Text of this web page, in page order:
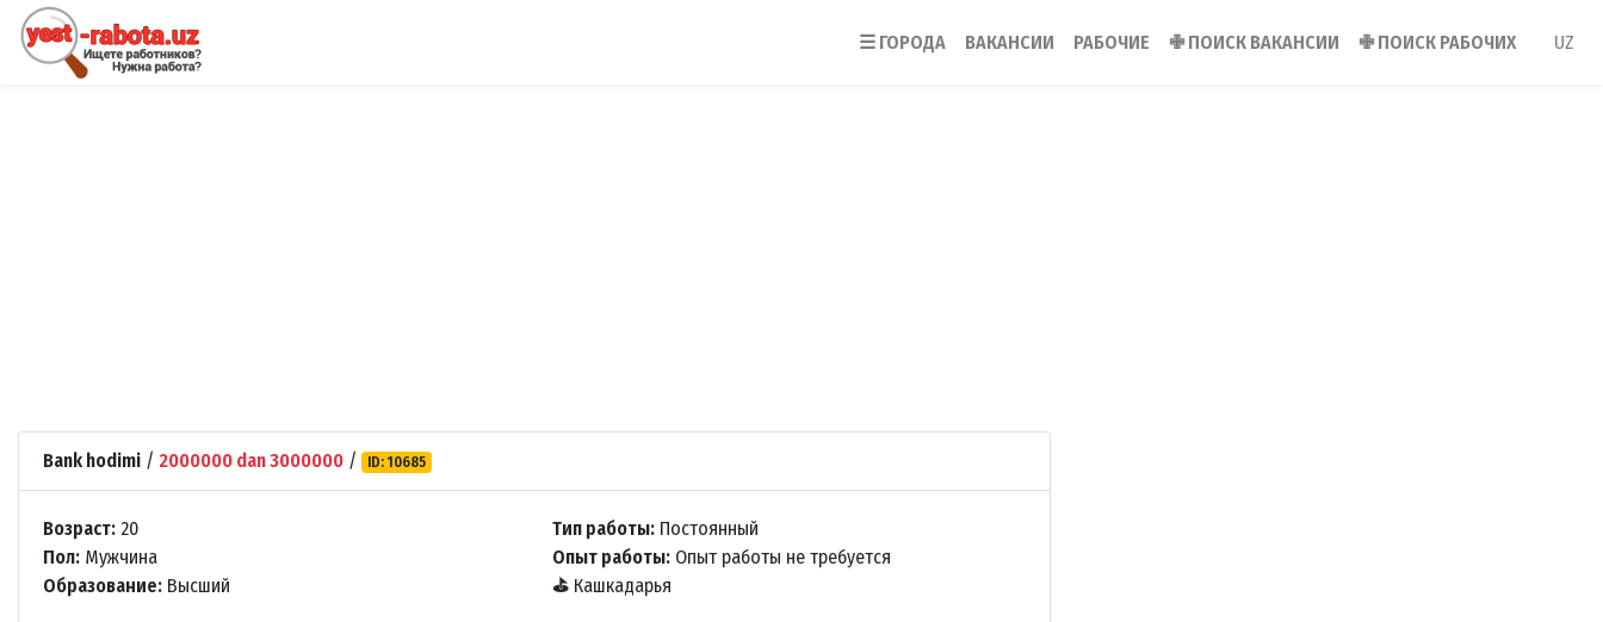
☰ ГОРОДА ВАКАНСИИ РАБОЧИЕ ✙ПОИСК ВАКАНСИИ ✙ПОИСК РАБОЧИХ UZ
Bank hodimi / 2000000 dan 3000000 / ID: 10685
Возраст: 20
Пол: Мужчина
Образование: Высший
Тип работы: Постоянный
Опыт работы: Опыт работы не требуется
⛳ Кашкадарья